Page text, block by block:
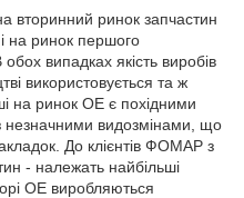
вторинний ринок запчастин
на ринок першого
випадках якість виробів
використовується та ж
на ринок OE є похідними
незначними видозмінами, що
До клієнтів ФОМАР з
- належать найбільші
OE виробляються